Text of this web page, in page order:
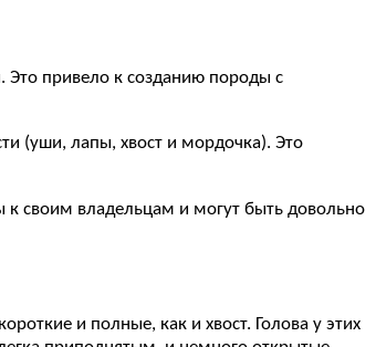
Это привело к созданию породы с
(уши, лапы, хвост и мордочка). Это
своим владельцам и могут быть довольно
и полные, как и хвост. Голова у этих